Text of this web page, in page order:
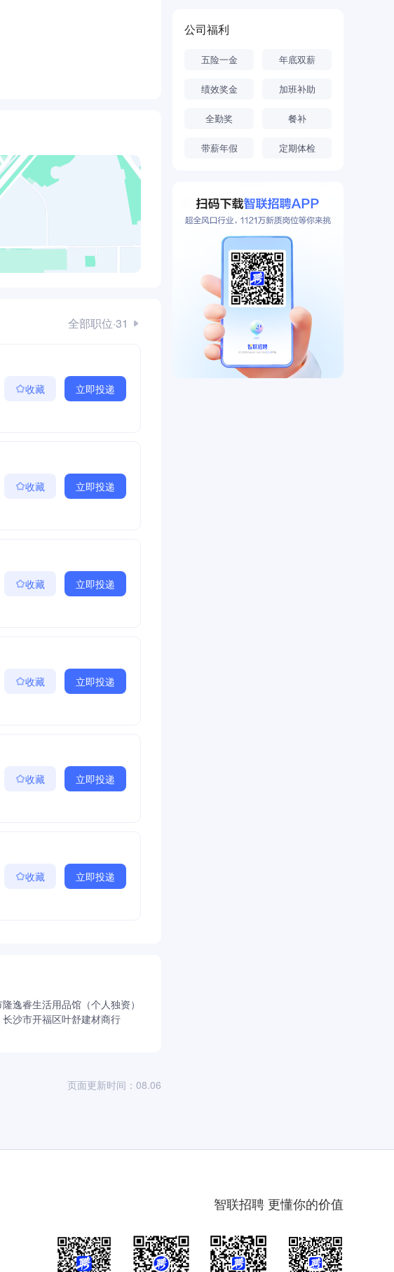
业，2018年至2020年连
、香洲粮储公司先后被
，坚持“扎根香洲、服务香
全部职位·31
收藏 立即投递
收藏 立即投递
收藏 立即投递
收藏 立即投递
收藏 立即投递
收藏 立即投递
逸睿生活用品馆（个人独资）
长沙市开福区叶舒建材商行
页面更新时间：08.06
公司福利
五险一金 年底双薪
绩效奖金 加班补助
全勤奖 餐补
带薪年假 定期体检
智联招聘 更懂你的价值